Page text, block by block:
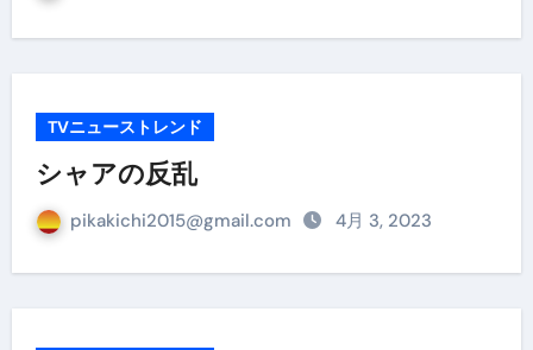
TVニューストレンド
シャアの反乱
pikakichi2015@gmail.com 4月 3, 2023